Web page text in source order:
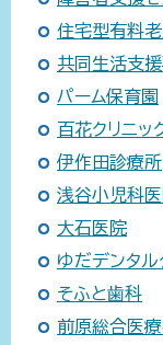
住宅型有料老
共同生活支
パーム保育園
百花クリニッ
伊作田診療所
浅谷小児科
大石医院
ゆだデンタル
そふと歯科
前原総合医